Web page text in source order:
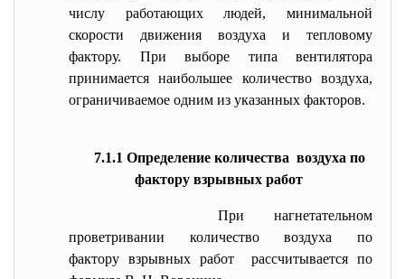
числу работающих людей, минимальной
скорости движения воздуха и тепловому
фактору. При выборе типа вентилятора
принимается наибольшее количество воздуха,
ограничиваемое одним из указанных факторов.
7.1.1 Определение количества воздуха по
фактору взрывных работ
При нагнетательном
проветривании количество воздуха по
фактору взрывных работ рассчитывается по